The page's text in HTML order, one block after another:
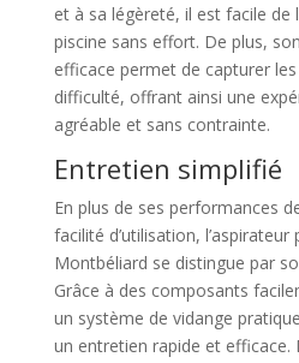
et à sa légèreté, il est facile
piscine sans effort. De plus,
efficace permet de capturer
difficulté, offrant ainsi une
agréable et sans contrainte.
Entretien simplifié
En plus de ses performances
facilité d’utilisation,
Montbéliard se distingue par
Grâce à des composants
un système de vidange
un entretien rapide et efficace.